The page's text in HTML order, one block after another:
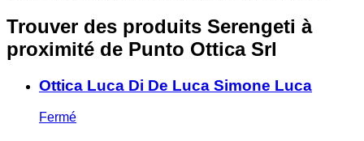
Trouver des produits Serengeti à
proximité de Punto Ottica Srl
Ottica Luca Di De Luca Simone Luca
Fermé